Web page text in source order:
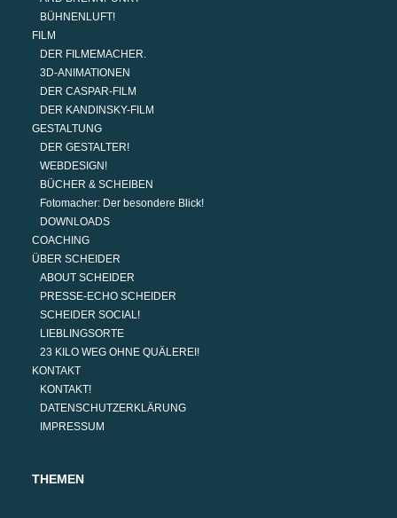
BÜHNENLUFT!
FILM
DER FILMEMACHER.
3D-ANIMATIONEN
DER CASPAR-FILM
DER KANDINSKY-FILM
GESTALTUNG
DER GESTALTER!
WEBDESIGN!
BÜCHER & SCHEIBEN
Fotomacher: Der besondere Blick!
DOWNLOADS
COACHING
ÜBER SCHEIDER
ABOUT SCHEIDER
PRESSE-ECHO SCHEIDER
SCHEIDER SOCIAL!
LIEBLINGSORTE
23 KILO WEG OHNE QUÄLEREI!
KONTAKT
KONTAKT!
DATENSCHUTZERKLÄRUNG
IMPRESSUM
THEMEN